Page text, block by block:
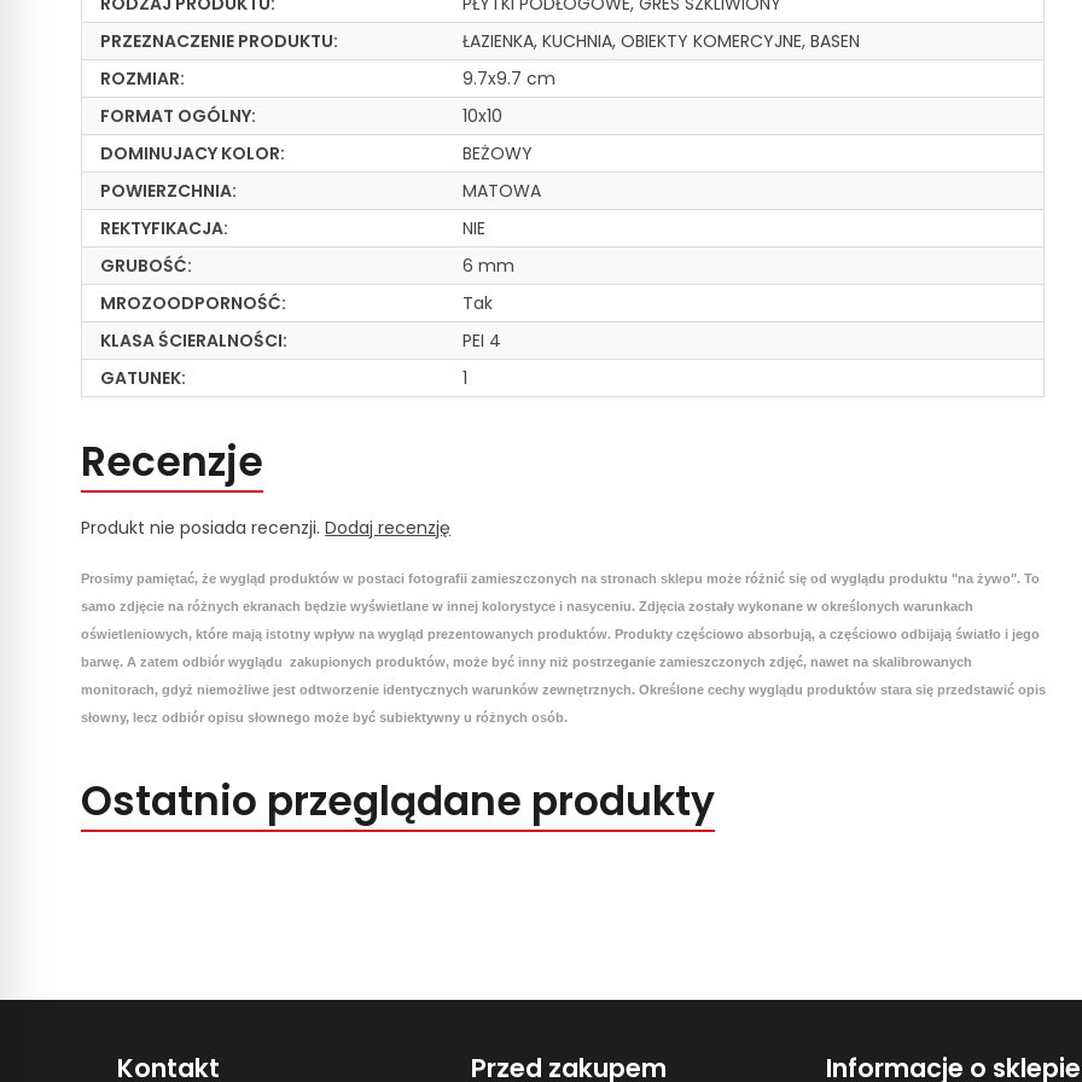
PRZEZNACZENIE PRODUKTU:
ŁAZIENKA, KUCHNIA, OBIEKTY KOMERCYJNE, BASEN
ROZMIAR:
9.7x9.7 cm
FORMAT OGÓLNY:
10x10
DOMINUJACY KOLOR:
BEŻOWY
POWIERZCHNIA:
MATOWA
REKTYFIKACJA:
NIE
GRUBOŚĆ:
6 mm
MROZOODPORNOŚĆ:
Tak
KLASA ŚCIERALNOŚCI:
PEI 4
GATUNEK:
1
Recenzje
Produkt nie posiada recenzji.Dodaj recenzję
Prosimy pamiętać, że wygląd produktów w postaci fotografii zamieszczonych na stronach sklepu może różnić się od wyglądu produktu "na żywo". To
samo zdjęcie na różnych ekranach będzie wyświetlane w innej kolorystyce i nasyceniu. Zdjęcia zostały wykonane w określonych warunkach
oświetleniowych, które mają istotny wpływ na wygląd prezentowanych produktów. Produkty częściowo absorbują, a częściowo odbijają światło i jego
barwę. A zatem odbiór wyglądu zakupionych produktów, może być inny niż postrzeganie zamieszczonych zdjęć, nawet na skalibrowanych
monitorach, gdyż niemożliwe jest odtworzenie identycznych warunków zewnętrznych. Określone cechy wyglądu produktów stara się przedstawić opis
słowny, lecz odbiór opisu słownego może być subiektywny u różnych osób.
Ostatnio przeglądane produkty
Kontakt Przed zakupem Informacje o sklepie